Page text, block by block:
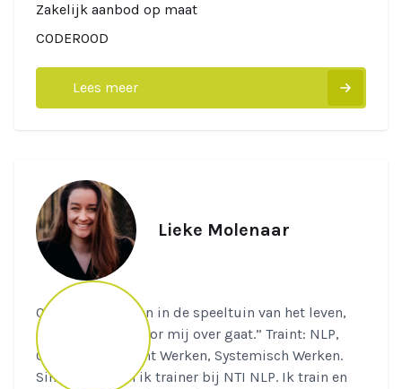
Zakelijk aanbod op maat
CODEROOD
Lees meer
Lieke Molenaar
Quote: “We spelen in de speeltuin van het leven,
dat is waar het voor mij over gaat.” Traint: NLP,
Oplossingsgericht Werken, Systemisch Werken.
Sinds 2010 ben ik trainer bij NTI NLP. Ik train en